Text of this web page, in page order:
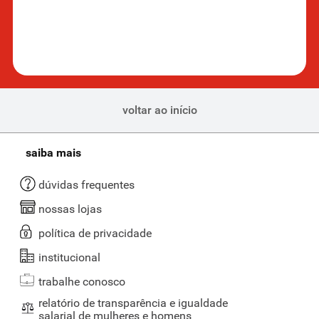
Sempre use detergentes específicos para lava-louças, que, além de
ter umafórmula para uma boa limpeza dos itens, não danificam o
uma carga completa. Se estiver usando detergente líquido ou em pó,
siga as instruções da embalagem para a quantidade correta. Evite
usar mais do que o recomendado.
O detergente para lava-louças remove manchas
difíceis?
Sim, o detergente lava-louças é feito para lidar com manchas difíceis,
como as de gordura e restos de alimentos. Caso tenha sujeiras
incrustadas, pode ser necessário usar um ciclo de lavagem mais
longo ou pré-lavar os itens.
voltar ao início
saiba mais
dúvidas frequentes
nossas lojas
política de privacidade
institucional
trabalhe conosco
relatório de transparência e igualdade
salarial de mulheres e homens